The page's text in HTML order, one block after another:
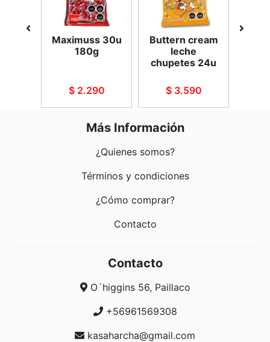
Maximuss 30u
180g
$ 2.290
Buttern cream
leche
chupetes 24u
$ 3.590
Más Información
¿Quienes somos?
Términos y condiciones
¿Cómo comprar?
Contacto
Contacto
O´higgins 56, Paillaco
+56961569308
kasaharcha@gmail.com